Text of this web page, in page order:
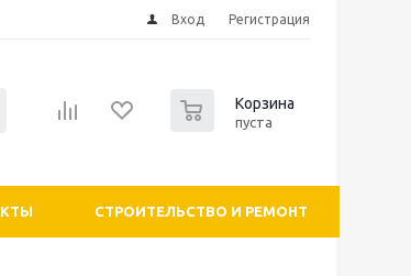
Вход Регистрация
Корзина
пуста
СТРОИТЕЛЬСТВО И РЕМОНТ